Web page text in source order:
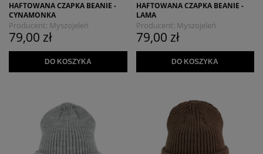
HAFTOWANA CZAPKA BEANIE -
CYNAMONKA
Producent: Myszojeleń
79,00 zł
DO KOSZYKA
HAFTOWANA CZAPKA BEANIE -
LAMA
Producent: Myszojeleń
79,00 zł
DO KOSZYKA